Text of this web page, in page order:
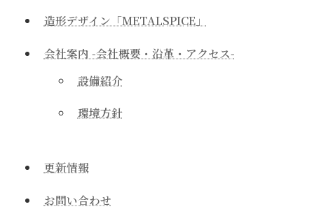
造形デザイン「METALSPICE」
会社案内 -会社概要・沿革・アクセス-
設備紹介
環境方針
更新情報
お問い合わせ